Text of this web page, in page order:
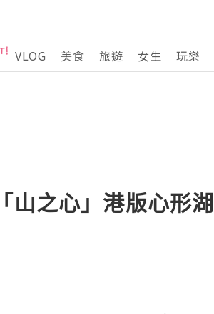
VLOG 美食 旅遊 女生 玩樂
山之心」港版心形湖